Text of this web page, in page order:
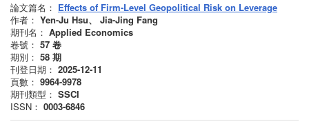
論文篇名： Effects of Firm-Level Geopolitical Risk on Leverage
作者： Yen-Ju Hsu、 Jia-Jing Fang
期刊名： Applied Economics
卷號： 57 卷
期別： 58 期
刊登日期： 2025-12-11
頁數： 9964-9978
期刊類型： SSCI
ISSN： 0003-6846